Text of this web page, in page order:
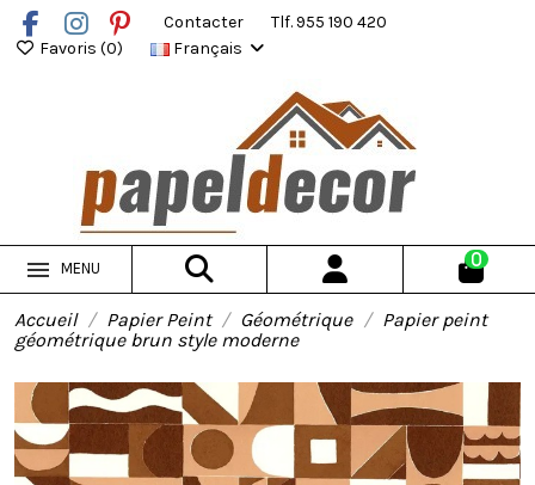
Contacter
Tlf. 955 190 420
Favoris (0) Français
MENU 0
Accueil Papier Peint Géométrique
Papier peint
géométrique brun style moderne